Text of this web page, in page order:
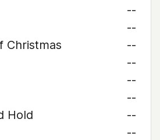
--
--
Christmas
--
--
--
--
Hold
--
--